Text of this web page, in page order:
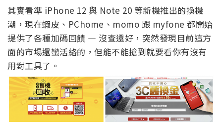
其實看準 iPhone 12 與 Note 20 等新機推出的換機
潮，現在蝦皮、PChome、momo 跟 myfone 都開始
提供了各種加碼回饋 — 沒查還好，突然發現目前這方
面的市場還蠻活絡的，但能不能搶到就要看你有沒有
用對工具了。